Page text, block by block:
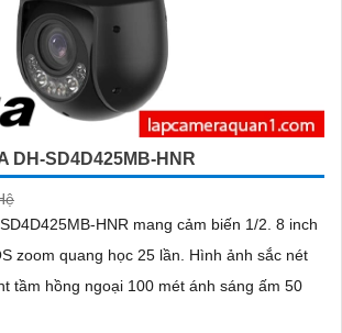
DH-SD4D425MB-HNR
HNR mang cảm biến 1/2. 8 inch
học 25 lần. Hình ảnh sắc nét
tầm hồng ngoại 100 mét ánh sáng ấm 50